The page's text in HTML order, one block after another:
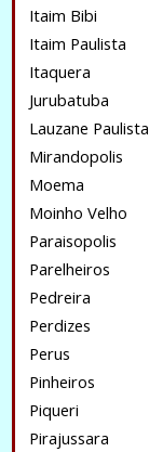
Itaim Bibi
Itaim Paulista
Itaquera
Jurubatuba
Lauzane Paulista
Mirandopolis
Moema
Moinho Velho
Paraisopolis
Parelheiros
Pedreira
Perdizes
Perus
Pinheiros
Piqueri
Pirajussara